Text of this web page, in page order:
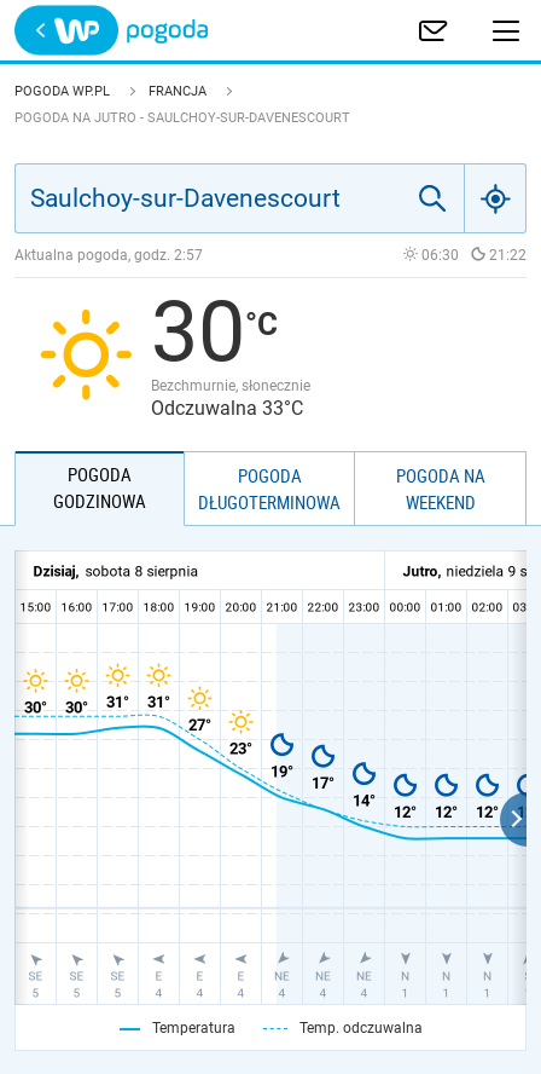
Trwa ładowanie
POLSKA
JAKOŚĆ POWIETRZA
POGODA WP.PL
FRANCJA
POGODA NA JUTRO - SAULCHOY-SUR-DAVENESCOURT
Aktualna pogoda, godz. 2:57 06:30 21:22
30
Bezchmurnie, słonecznie
Odczuwalna 33°C
POGODA
GODZINOWA
POGODA
DŁUGOTERMINOWA
POGODA NA
WEEKEND
Temperatura Temp. odczuwalna